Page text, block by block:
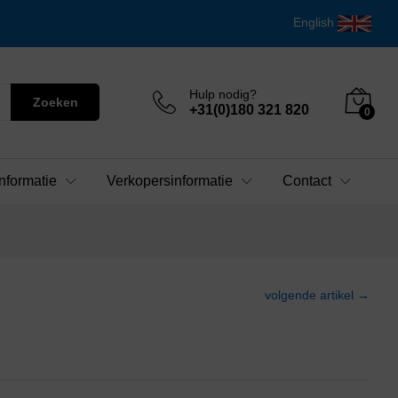
English
Zoeken
Hulp nodig?
+31(0)180 321 820 0
Verkopersinformatie Contact
volgende artikel →